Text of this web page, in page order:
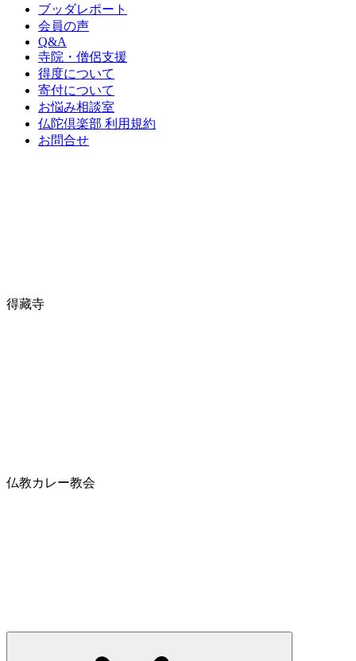
ブッダレポート
会員の声
Q&A
寺院・僧侶支援
得度について
寄付について
お悩み相談室
仏陀倶楽部 利用規約
お問合せ
得藏寺
仏教カレー教会